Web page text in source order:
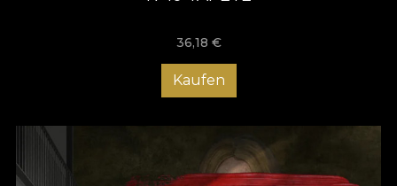
36,18 €
Kaufen